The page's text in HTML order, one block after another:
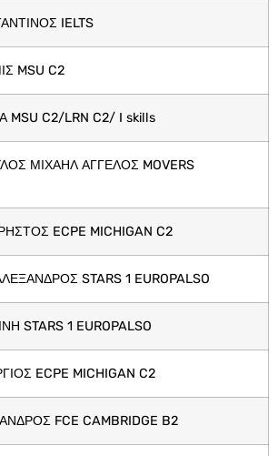
IELTS
MSU C2
C2/LRN C2/ I skills
ΜΙΧΑΗΛ ΑΓΓΕΛΟΣ MOVERS
ECPE MICHIGAN C2
STARS 1 EUROPALSO
STARS 1 EUROPALSO
ECPE MICHIGAN C2
FCE CAMBRIDGE B2